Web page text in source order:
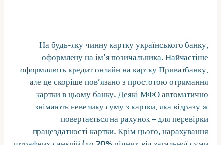
На будь-яку чинну картку українського банку,
оформлену на ім’я позичальника. Найчастіше
оформляють кредит онлайн на картку Приватбанку,
але це скоріше пов’язано з простотою отримання
картки в цьому банку. Деякі МФО автоматично
знімають невелику суму з картки, яка відразу ж
повертається на рахунок – для перевірки
працездатності картки. Крім цього, нарахування